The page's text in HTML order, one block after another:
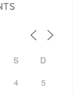
S
D
4 5